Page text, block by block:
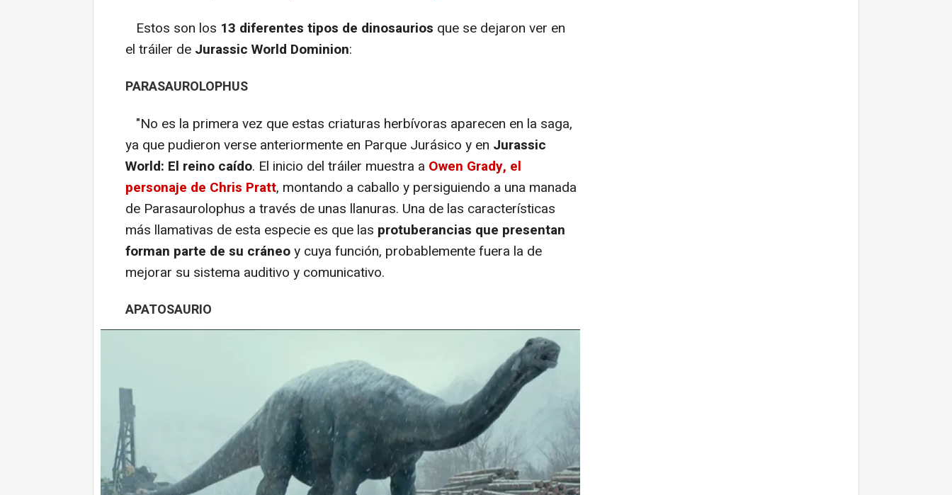
Estos son los 13 diferentes tipos de dinosaurios que se dejaron ver en
el tráiler de Jurassic World Dominion:
PARASAUROLOPHUS
"No es la primera vez que estas criaturas herbívoras aparecen en la saga,
ya que pudieron verse anteriormente en Parque Jurásico y en Jurassic
World: El reino caído. El inicio del tráiler muestra a Owen Grady, el
personaje de Chris Pratt, montando a caballo y persiguiendo a una manada
de Parasaurolophus a través de unas llanuras. Una de las características
más llamativas de esta especie es que las protuberancias que presentan
forman parte de su cráneoy cuya función, probablemente fuera la de
mejorar su sistema auditivo y comunicativo.
APATOSAURIO